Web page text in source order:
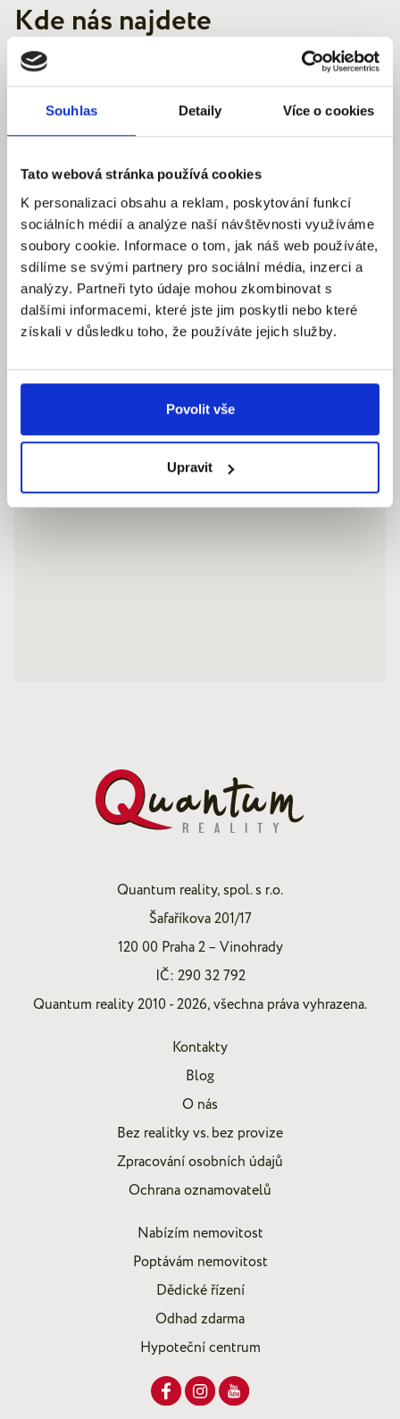
Souhlas Detaily Více o cookies
Tato webová stránka používá cookies
K personalizaci obsahu a reklam, poskytování funkcí
sociálních médií a analýze naší návštěvnosti využíváme
soubory cookie. Informace o tom, jak náš web používáte,
sdílíme se svými partnery pro sociální média, inzerci a
analýzy. Partneři tyto údaje mohou zkombinovat s
dalšími informacemi, které jste jim poskytli nebo které
získali v důsledku toho, že používáte jejich služby.
Povolit vše
Upravit
Kde nás najdete
Quantum reality, spol. s r.o.
120 00 Praha 2 – Vinohrady
IČ: 290‍ 32‍ 792
Pracovní dny: 9.00 – 18.00 hod
info@quantumreality.cz
+420 730 154 732 /+420 273 134 681
Quantum reality, spol. s r.o.
Šafaříkova 201/17
120 00 Praha 2 – Vinohrady
IČ: 290 32 792
Quantum reality 2010 - 2026, všechna práva vyhrazena.
Kontakty
Blog
O nás
Bez realitky vs. bez provize
Zpracování osobních údajů
Ochrana oznamovatelů
Nabízím nemovitost
Poptávám nemovitost
Dědické řízení
Odhad zdarma
Hypoteční centrum